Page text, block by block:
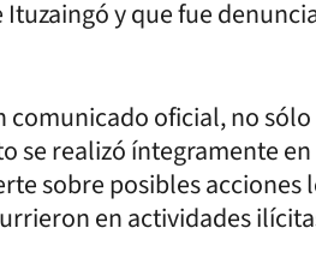
y que fue
comunicado oficial, no
se realizó íntegramente
sobre posibles acciones
en actividades